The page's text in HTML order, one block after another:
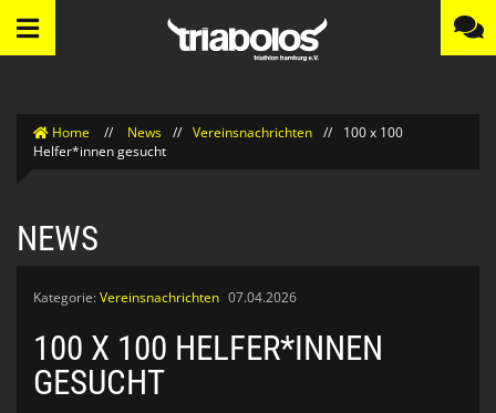
Home // News // Vereinsnachrichten //
100 x 100
Helfer*innen gesucht
NEWS
Kategorie:Vereinsnachrichten 07.04.2026
100 X 100 HELFER*INNEN
GESUCHT